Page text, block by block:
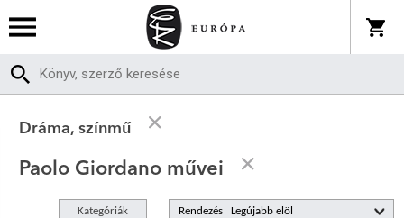
Dráma, színmű
Paolo Giordano művei
Kategóriák Rendezés